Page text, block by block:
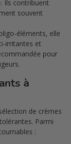
Ils contribuent
souvent
éléments, elle
irritantes et
pour
à
de crèmes
Parmi
: